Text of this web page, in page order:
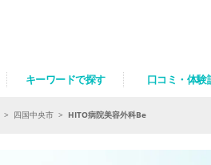
キーワードで探す 口コミ・体験
> 四国中央市 > HITO病院美容外科Be